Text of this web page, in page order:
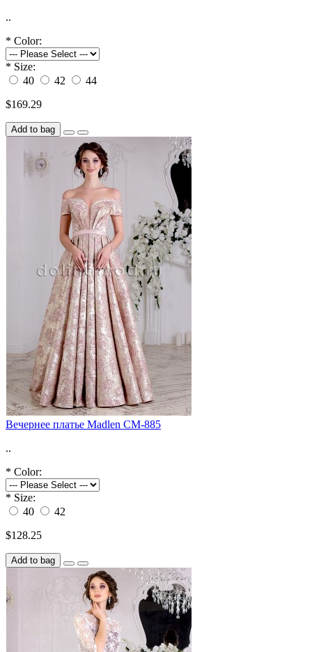
..
* Color:
* Size:
40
42
44
$169.29
Add to bag
Вечернее платье Madlen CM-885
..
* Color:
* Size:
40
42
$128.25
Add to bag